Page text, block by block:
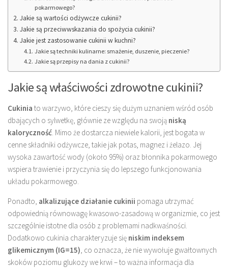
pokarmowego?
Jakie są wartości odżywcze cukinii?
Jakie są przeciwwskazania do spożycia cukinii?
Jakie jest zastosowanie cukinii w kuchni?
Jakie są techniki kulinarne: smażenie, duszenie, pieczenie?
Jakie są przepisy na dania z cukinii?
Jakie są właściwości zdrowotne cukinii?
Cukinia to warzywo, które cieszy się dużym uznaniem wśród osób
dbających o sylwetkę, głównie ze względu na swoją niską
kaloryczność. Mimo że dostarcza niewiele kalorii, jest bogata w
cenne składniki odżywcze, takie jak potas, magnez i żelazo. Jej
wysoka zawartość wody (około 95%) oraz błonnika pokarmowego
wspiera trawienie i przyczynia się do lepszego funkcjonowania
układu pokarmowego.
Ponadto, alkalizujące działanie cukinii pomaga utrzymać
odpowiednią równowagę kwasowo-zasadową w organizmie, co jest
szczególnie istotne dla osób z problemami nadkwaśności.
Dodatkowo cukinia charakteryzuje się niskim indeksem
glikemicznym (IG=15), co oznacza, że nie wywołuje gwałtownych
skoków poziomu glukozy we krwi – to ważna informacja dla